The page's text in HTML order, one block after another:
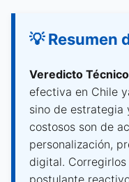
💡 Resumen
Veredicto
efectiva en Chile
sino de estrategia
costosos son de
personalización,
digital.
postulante